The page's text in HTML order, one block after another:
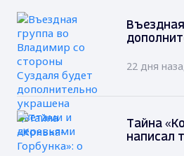
22 дня
Тайна
написал